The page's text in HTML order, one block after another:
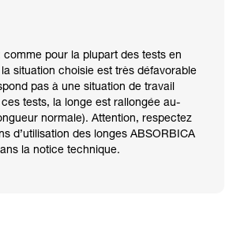
comme pour la plupart des tests en
situation choisie est très défavorable
pas à une situation de travail
tests, la longe est rallongée au-
normale). Attention, respectez
d’utilisation des longes ABSORBICA
la notice technique.